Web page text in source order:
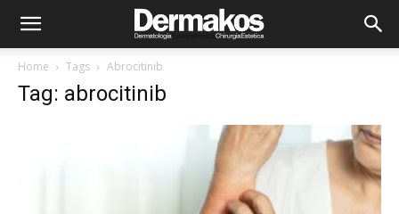
Home Tags Abrocitinib
Tag: abrocitinib